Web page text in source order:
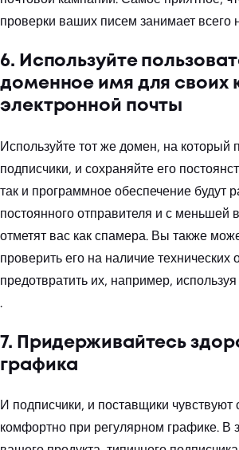
проверки ваших писем занимает всего
6. Используйте
доменное имя для своих
электронной почты
Используйте тот же домен, на который
подписчики, и сохраняйте его
так и программное обеспечение будут
постоянного отправителя и с меньшей
отметят вас как спамера. Вы также
проверить его на наличие технических
предотвратить их, например, используя
.
7. Придерживайтесь
графика
И подписчики, и поставщики чувствуют
комфортно при регулярном графике. В